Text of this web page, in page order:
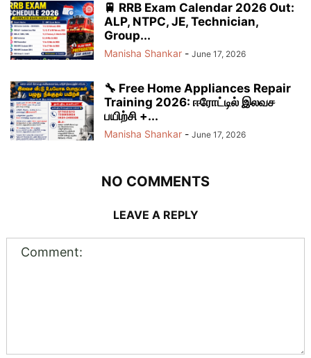
🚆 RRB Exam Calendar 2026 Out:
ALP, NTPC, JE, Technician,
Group...
Manisha Shankar - June 17, 2026
🔧 Free Home Appliances Repair
Training 2026: ஈரோட்டில் இலவச
பயிற்சி +...
Manisha Shankar - June 17, 2026
NO COMMENTS
LEAVE A REPLY